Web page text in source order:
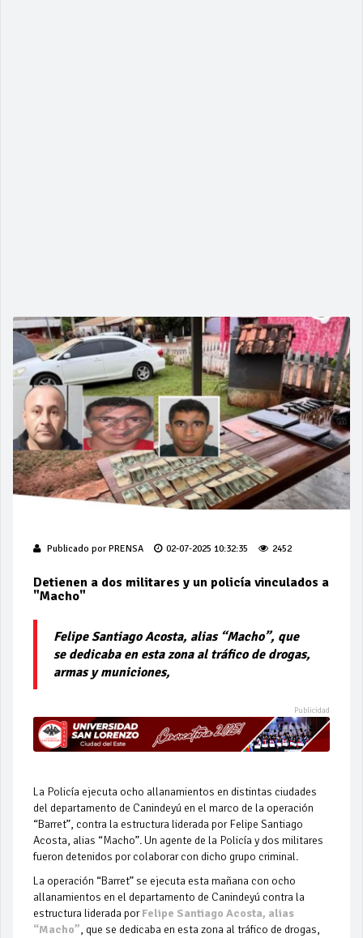
Publicado por PRENSA 02-07-2025 10:32:35 2452
Detienen a dos militares y un policía vinculados a
"Macho"
Felipe Santiago Acosta, alias “Macho”, que
se dedicaba en esta zona al tráfico de drogas,
armas y municiones,
La Policía ejecuta ocho allanamientos en distintas ciudades
del departamento de Canindeyú en el marco de la operación
“Barret”, contra la estructura liderada por Felipe Santiago
Acosta, alias “Macho”. Un agente de la Policía y dos militares
fueron detenidos por colaborar con dicho grupo criminal.
La operación “Barret”se ejecuta esta mañana con ocho
allanamientos en el departamento de Canindeyú contra la
estructura liderada porFelipe Santiago Acosta, alias
“Macho”, que se dedicaba en esta zona al tráfico de drogas,